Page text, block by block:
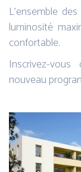
L’ensemble
luminosité
confortable.
Inscrivez-
nouveau